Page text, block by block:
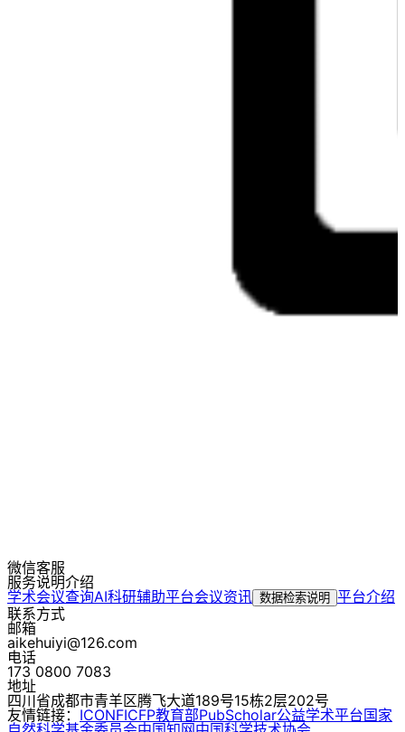
微信客服
服务说明介绍
学术会议查询AI科研辅助平台会议资讯 数据检索说明 平台介绍
联系方式
邮箱
aikehuiyi@126.com
电话
173 0800 7083
地址
四川省成都市青羊区腾飞大道189号15栋2层202号
友情链接： ICONFICFP教育部PubScholar公益学术平台国家